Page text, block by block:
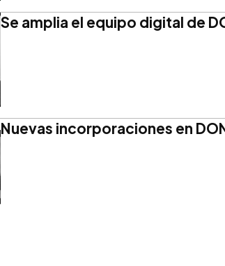
Se amplia el equipo digital de
Nuevas incorporaciones en